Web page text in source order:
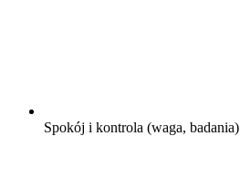
Spokój i kontrola (waga, badania)